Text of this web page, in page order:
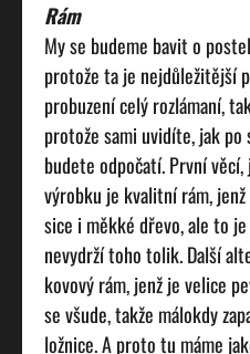
Rám
My se budeme bavit o
protože ta je nejdůležitější
probuzení celý rozlámaní,
protože sami uvidíte, jak po
budete odpočatí. První věcí,
výrobku je kvalitní rám,
sice i měkké dřevo, ale to
nevydrží toho tolik. Další
kovový rám, jenž je velice
se všude, takže málokdy
ložnice. A proto tu máme